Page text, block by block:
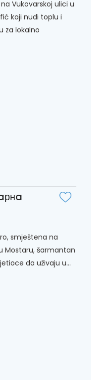
Vukovarskoj ulici u
koji nudi toplu i
za lokalno
smještena na
Mostaru, šarmantan
da uživaju u...